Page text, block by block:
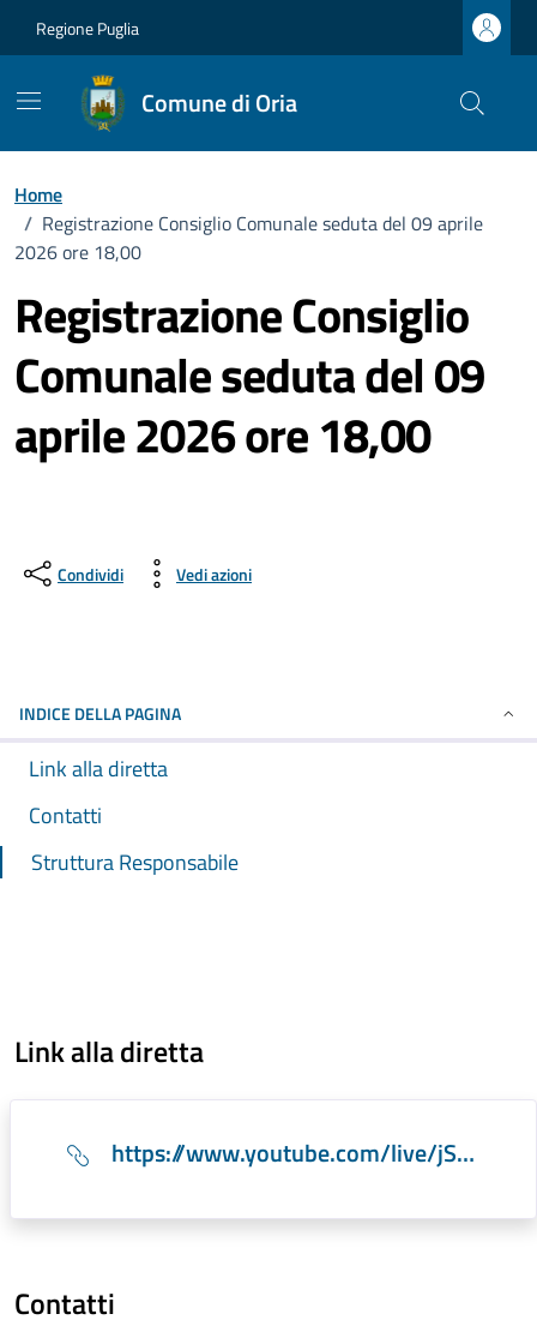
Regione Puglia
Comune di Oria
Home
/ Registrazione Consiglio Comunale seduta del 09 aprile
2026 ore 18,00
Registrazione Consiglio
Comunale seduta del 09
aprile 2026 ore 18,00
Condividi Vedi azioni
INDICE DELLA PAGINA
Link alla diretta
Contatti
Struttura Responsabile
Link alla diretta
https://www.youtube.com/live/jSDEuyamGNQ
Contatti